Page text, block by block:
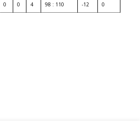
0 0 4 98 : 110 -12 0